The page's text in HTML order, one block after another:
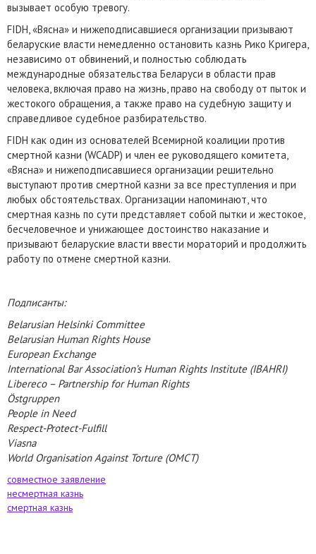
вызывает особую тревогу.
FIDH, «Вясна» и нижеподписавшиеся организации призывают
беларуские власти немедленно остановить казнь Рико Кригера,
независимо от обвинений, и полностью соблюдать
международные обязательства Беларуси в области прав
человека, включая право на жизнь, право на свободу от пыток и
жестокого обращения, а также право на судебную защиту и
справедливое судебное разбирательство.
FIDH как один из основателей Всемирной коалиции против
смертной казни (WCADP) и член ее руководящего комитета,
«Вясна» и нижеподписавшиеся организации решительно
выступают против смертной казни за все преступления и при
любых обстоятельствах. Организации напоминают, что
смертная казнь по сути представляет собой пытки и жестокое,
бесчеловечное и унижающее достоинство наказание и
призывают беларуские власти ввести мораторий и продолжить
работу по отмене смертной казни.
Подписанты:
Belarusian Helsinki Committee
Belarusian Human Rights House
European Exchange
International Bar Association’s Human Rights Institute (IBAHRI)
Libereco – Partnership for Human Rights
Östgruppen
People in Need
Respect-Protect-Fulfill
Viasna
World Organisation Against Torture (OMCT)
совместное заявление
несмертная казнь
смертная казнь